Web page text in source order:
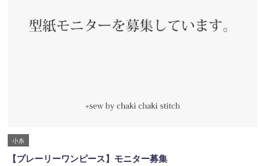
小糸
【プレーリーワンピース】モニター募集